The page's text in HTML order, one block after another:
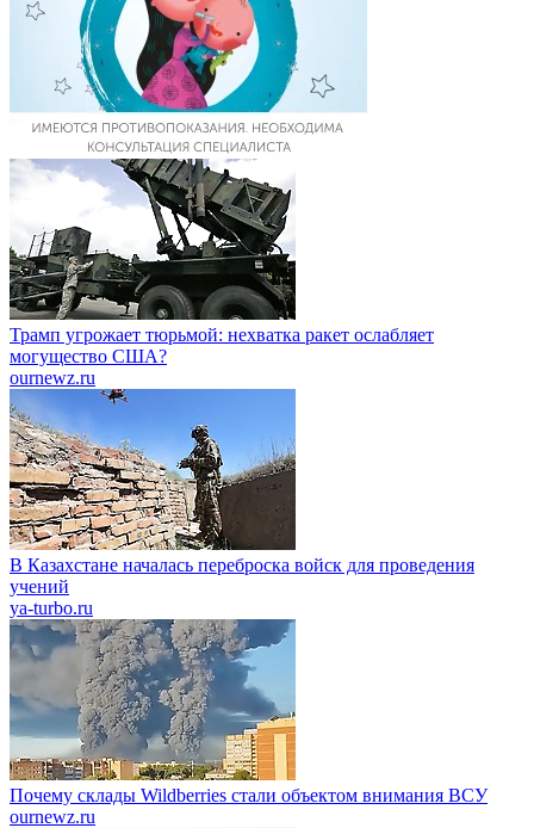
Трамп угрожает тюрьмой: нехватка ракет ослабляет
могущество США?
ournewz.ru
В Казахстане началась переброска войск для проведения
учений
ya-turbo.ru
Почему склады Wildberries стали объектом внимания ВСУ
ournewz.ru